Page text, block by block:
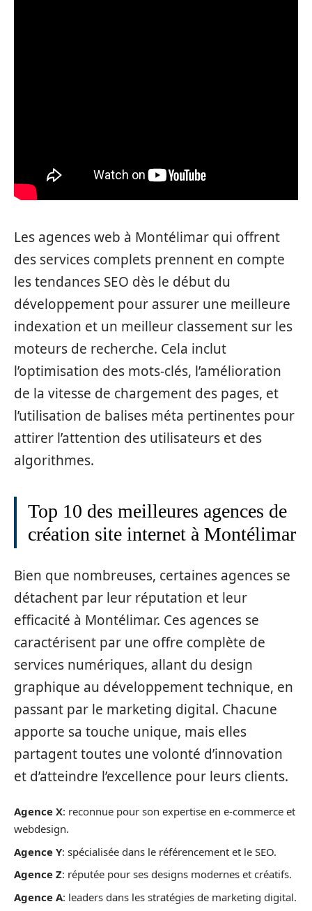
Les agences web à Montélimar qui offrent
des services complets prennent en compte
les tendances SEO dès le début du
développement pour assurer une meilleure
indexation et un meilleur classement sur les
moteurs de recherche. Cela inclut
l’optimisation des mots-clés, l’amélioration
de la vitesse de chargement des pages, et
l’utilisation de balises méta pertinentes pour
attirer l’attention des utilisateurs et des
algorithmes.
Top 10 des meilleures agences de
création site internet à Montélimar
Bien que nombreuses, certaines agences se
détachent par leur réputation et leur
efficacité à Montélimar. Ces agences se
caractérisent par une offre complète de
services numériques, allant du design
graphique au développement technique, en
passant par le marketing digital. Chacune
apporte sa touche unique, mais elles
partagent toutes une volonté d’innovation
et d’atteindre l’excellence pour leurs clients.
Agence X: reconnue pour son expertise en e-commerce et
webdesign.
Agence Y: spécialisée dans le référencement et le SEO.
Agence Z: réputée pour ses designs modernes et créatifs.
Agence A: leaders dans les stratégies de marketing digital.